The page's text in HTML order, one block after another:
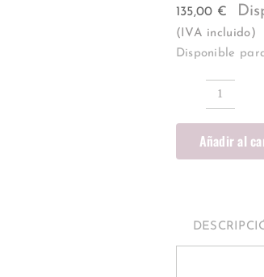
135,00 €
(IVA incluido)
Disponible
de
-
Añadir al